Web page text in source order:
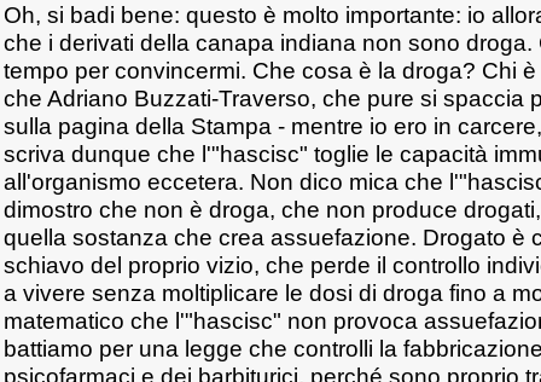
Oh, si badi bene: questo è molto importante: io
che i derivati della canapa indiana non sono droga.
tempo per convincermi. Che cosa è la droga? Chi
che Adriano Buzzati-Traverso, che pure si spaccia
sulla pagina della Stampa - mentre io ero in
scriva dunque che l'"hascisc" toglie le capacità
all'organismo eccetera. Non dico mica che
dimostro che non è droga, che non produce
quella sostanza che crea assuefazione. Drogato è
schiavo del proprio vizio, che perde il controllo
a vivere senza moltiplicare le dosi di droga fino a
matematico che l'"hascisc" non provoca
battiamo per una legge che controlli la
psicofarmaci e dei barbiturici, perché sono proprio